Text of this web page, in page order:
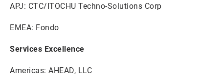
APJ: CTC/ITOCHU Techno-Solutions Corp
EMEA: Fondo
Services Excellence
Americas: AHEAD, LLC